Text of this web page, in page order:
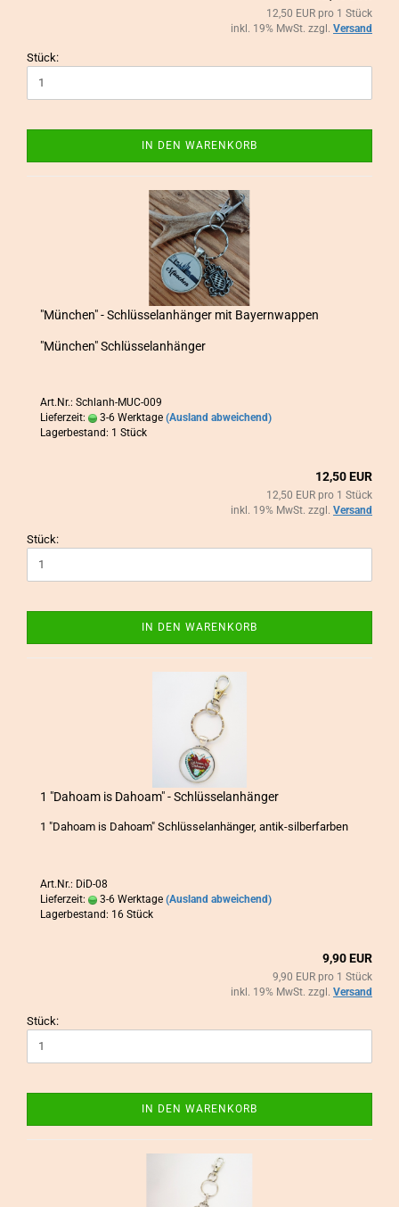
12,50 EUR pro 1 Stück
inkl. 19% MwSt. zzgl. Versand
Stück:
IN DEN WARENKORB
"Mün­chen" - Schlüs­sel­an­hän­ger mit Bay­ern­wap­pen
"Mün­chen" Schlüs­sel­an­hän­ger
Art.Nr.: Schlanh-MUC-009
Lieferzeit:
3-6 Werktage (Ausland abweichend)
Lagerbestand: 1 Stück
12,50 EUR
12,50 EUR pro 1 Stück
inkl. 19% MwSt. zzgl. Versand
Stück:
IN DEN WARENKORB
1 "Da­ho­am is Da­ho­am" - Schlüs­sel­an­hän­ger
1 "Da­ho­am is Da­ho­am" Schlüs­sel­an­hän­ger, antik-​silberfarben
Art.Nr.: DiD-08
Lieferzeit:
3-6 Werktage (Ausland abweichend)
Lagerbestand: 16 Stück
9,90 EUR
9,90 EUR pro 1 Stück
inkl. 19% MwSt. zzgl. Versand
Stück:
IN DEN WARENKORB